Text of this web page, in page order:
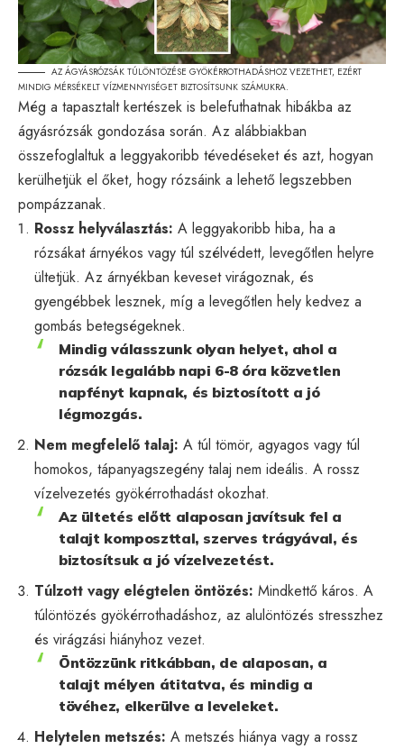
AZ ÁGYÁSRÓZSÁK TÚLÖNTÖZÉSE GYÖKÉRROTHADÁSHOZ VEZETHET, EZÉRT
MINDIG MÉRSÉKELT VÍZMENNYISÉGET BIZTOSÍTSUNK SZÁMUKRA.
Még a tapasztalt kertészek is belefuthatnak hibákba az
ágyásrózsák gondozása során. Az alábbiakban
összefoglaltuk a leggyakoribb tévedéseket és azt, hogyan
kerülhetjük el őket, hogy rózsáink a lehető legszebben
pompázzanak.
Rossz helyválasztás: A leggyakoribb hiba, ha a
rózsákat árnyékos vagy túl szélvédett, levegőtlen helyre
ültetjük. Az árnyékban keveset virágoznak, és
gyengébbek lesznek, míg a levegőtlen hely kedvez a
gombás betegségeknek.
Mindig válasszunk olyan helyet, ahol a
rózsák legalább napi 6-8 óra közvetlen
napfényt kapnak, és biztosított a jó
légmozgás.
Nem megfelelő talaj: A túl tömör, agyagos vagy túl
homokos, tápanyagszegény talaj nem ideális. A rossz
vízelvezetés gyökérrothadást okozhat.
Az ültetés előtt alaposan javítsuk fel a
talajt komposzttal, szerves trágyával, és
biztosítsuk a jó vízelvezetést.
Túlzott vagy elégtelen öntözés: Mindkettő káros. A
túlöntözés gyökérrothadáshoz, az alulöntözés stresszhez
és virágzási hiányhoz vezet.
Öntözzünk ritkábban, de alaposan, a
talajt mélyen átitatva, és mindig a
tövéhez, elkerülve a leveleket.
Helytelen metszés: A metszés hiánya vagy a rossz